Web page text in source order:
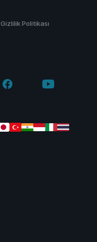
Gizlilik Politikası